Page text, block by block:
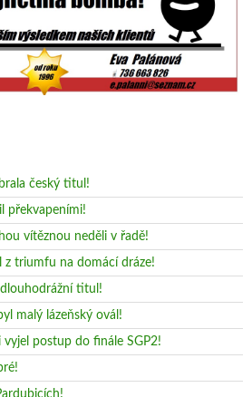
český titul!
překvapeními!
vítěznou neděli v řadě!
z triumfu na domácí dráze!
titul!
malý lázeňský ovál!
postup do finále SGP2!